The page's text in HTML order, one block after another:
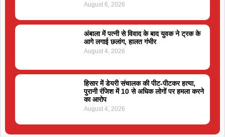
August 6, 2026
अंबाला में पत्नी से विवाद के बाद युवक ने ट्रक के
आगे लगाई छलांग, हालत गंभीर
August 4, 2026
हिसार में डेयरी संचालक की पीट-पीटकर हत्या,
पुरानी रंजिश में 10 से अधिक लोगों पर हमला करने
का आरोप
August 4, 2026